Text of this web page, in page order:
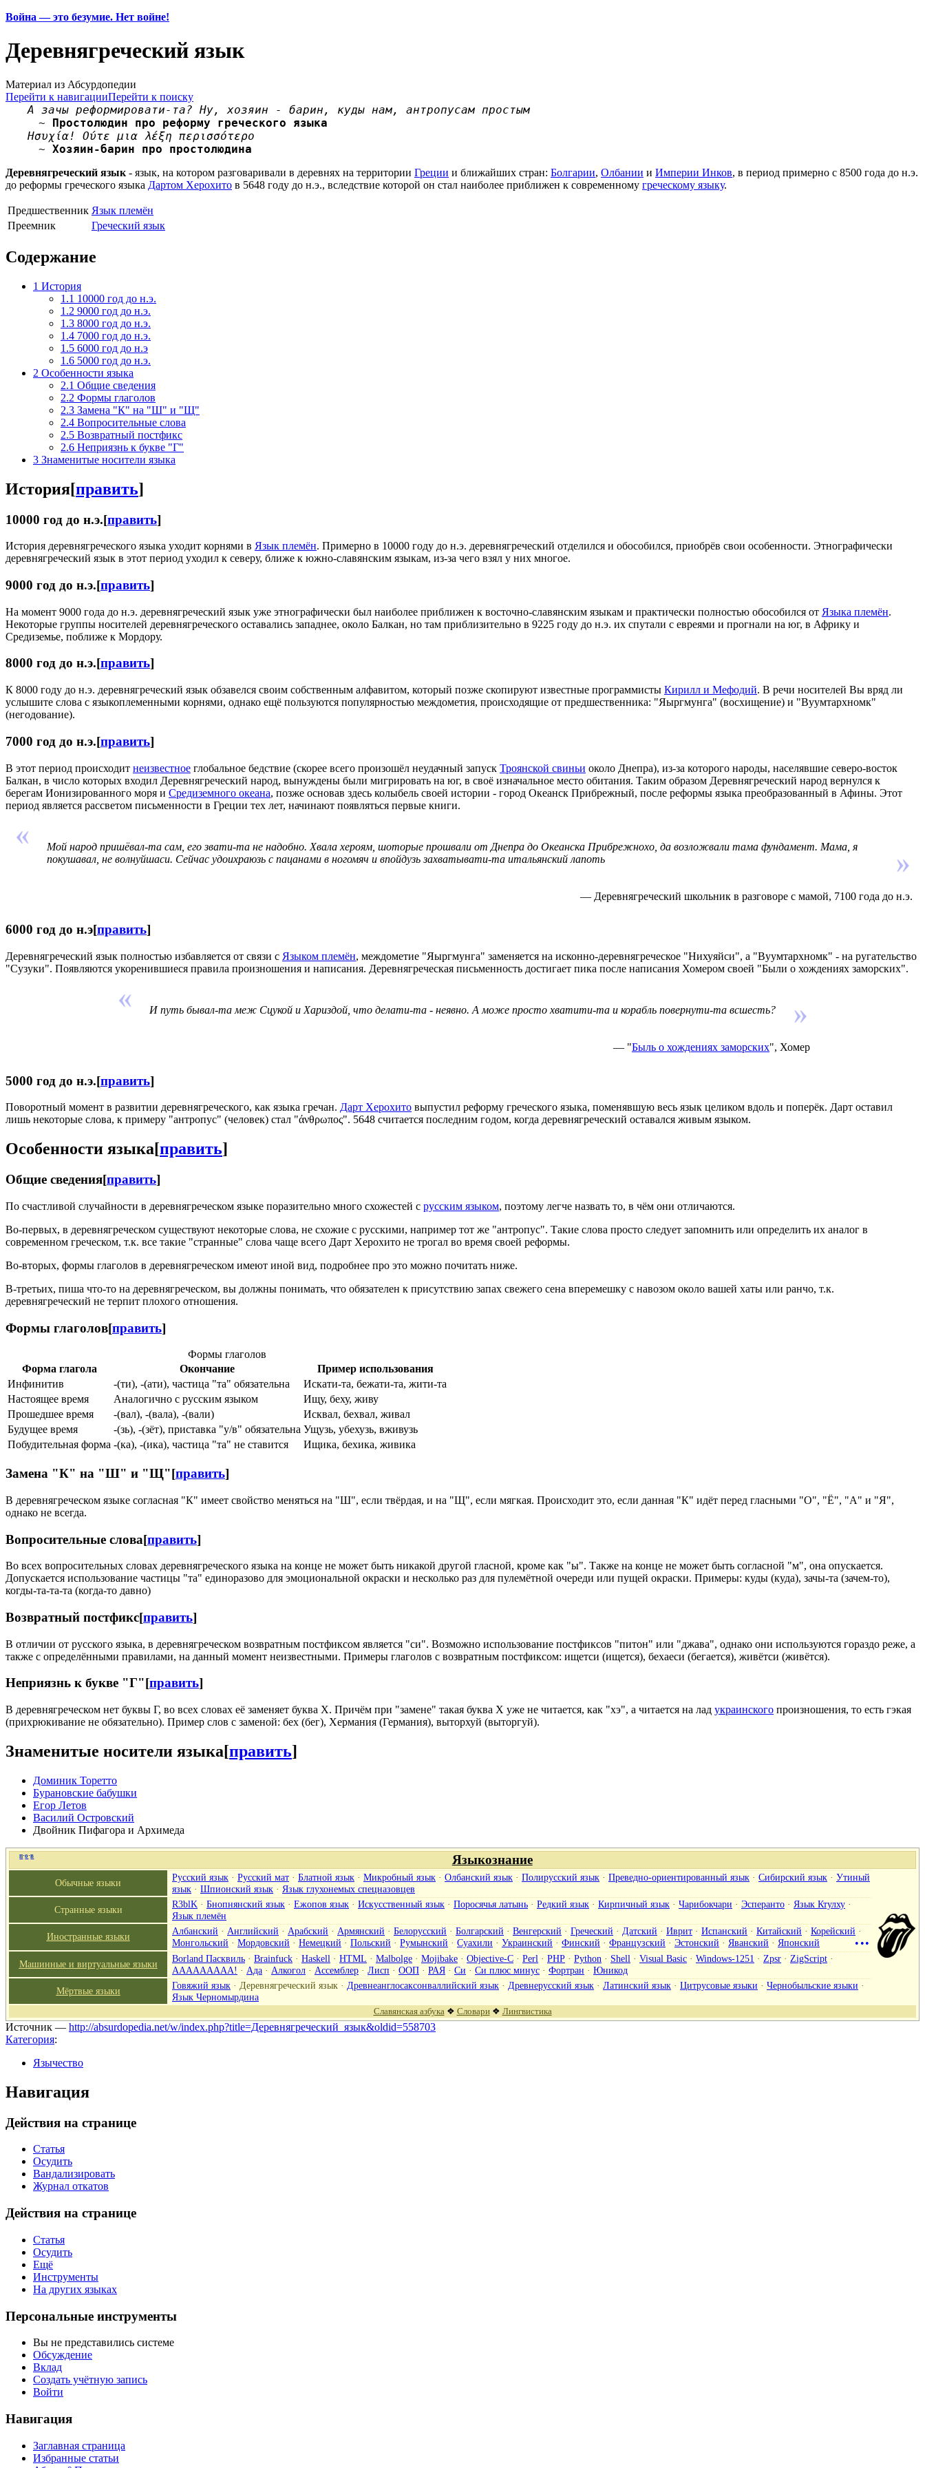
Война — это безумие. Нет войне!
Деревнягреческий язык
Материал из Абсурдопедии
Перейти к навигацииПерейти к поиску
А зачы реформировати-та? Ну, хозяин - барин, куды нам, антропусам простым
~ Простолюдин про реформу греческого языка
Ησυχία! Ούτε μια λέξη περισσότερο
~ Хозяин-барин про простолюдина
Деревнягреческий язык - язык, на котором разговаривали в деревнях на территории Греции и ближайших стран: Болгарии, Олбании и Империи Инков, в период примерно с 8500 года до н.э.
до реформы греческого языка Дартом Херохито в 5648 году до н.э., вследствие которой он стал наиболее приближен к современному греческому языку.
Предшественник Язык племён
Преемник
Греческий язык
Содержание
1 История
1.1 10000 год до н.э.
1.2 9000 год до н.э.
1.3 8000 год до н.э.
1.4 7000 год до н.э.
1.5 6000 год до н.э
1.6 5000 год до н.э.
2 Особенности языка
2.1 Общие сведения
2.2 Формы глаголов
2.3 Замена "К" на "Ш" и "Щ"
2.4 Вопросительные слова
2.5 Возвратный постфикс
2.6 Неприязнь к букве "Г"
3 Знаменитые носители языка
История[править]
10000 год до н.э.[править]
История деревнягреческого языка уходит корнями в Язык племён. Примерно в 10000 году до н.э. деревнягреческий отделился и обособился, приобрёв свои особенности. Этнографически
деревнягреческий язык в этот период уходил к северу, ближе к южно-славянским языкам, из-за чего взял у них многое.
9000 год до н.э.[править]
На момент 9000 года до н.э. деревнягреческий язык уже этнографически был наиболее приближен к восточно-славянским языкам и практически полностью обособился от Языка племён.
Некоторые группы носителей деревнягреческого оставались западнее, около Балкан, но там приблизительно в 9225 году до н.э. их спутали с евреями и прогнали на юг, в Африку и
Средиземье, поближе к Мордору.
8000 год до н.э.[править]
К 8000 году до н.э. деревнягреческий язык обзавелся своим собственным алфавитом, который позже скопируют известные программисты Кирилл и Мефодий. В речи носителей Вы вряд ли
услышите слова с языкоплеменными корнями, однако ещё пользуются популярностью междометия, происходящие от предшественника: "Яыргмунга" (восхищение) и "Вуумтархномк"
(негодование).
7000 год до н.э.[править]
В этот период происходит неизвестное глобальное бедствие (скорее всего произошёл неудачный запуск Троянской свиньи около Днепра), из-за которого народы, населявшие северо-восток
Балкан, в число которых входил Деревнягреческий народ, вынуждены были мигрировать на юг, в своё изначальное место обитания. Таким образом Деревнягреческий народ вернулся к
берегам Ионизированного моря и Средиземного океана, позже основав здесь колыбель своей истории - город Океанск Прибрежный, после реформы языка преобразованный в Афины. Этот
период является рассветом письменности в Греции тех лет, начинают появляться первые книги.
Мой народ пришёвал-та сам, его звати-та не надобно. Хвала хероям, шоторые прошвали от Днепра до Океанска Прибрежнохо, да возложвали тама фундамент. Мама, я
покушавал, не волнуйшаси. Сейчас удоихраюзь с пацанами в ногомяч и впойдузь захватывати-та итальянский лапоть
— Деревнягреческий школьник в разговоре с мамой, 7100 года до н.э.
6000 год до н.э[править]
Деревнягреческий язык полностью избавляется от связи с Языком племён, междометие "Яыргмунга" заменяется на исконно-деревнягреческое "Нихуяйси", а "Вуумтархномк" - на ругательство
"Сузуки". Появляются укоренившиеся правила произношения и написания. Деревнягреческая письменность достигает пика после написания Хомером своей "Были о хождениях заморских".
И путь бывал-та меж Сцукой и Хариздой, что делати-та - неявно. А може просто хватити-та и корабль повернути-та всшесть?
— "Быль о хождениях заморских", Хомер
5000 год до н.э.[править]
Поворотный момент в развитии деревнягреческого, как языка гречан. Дарт Херохито выпустил реформу греческого языка, поменявшую весь язык целиком вдоль и поперёк. Дарт оставил
лишь некоторые слова, к примеру "антропус" (человек) стал "άνθρωπος". 5648 считается последним годом, когда деревнягреческий оставался живым языком.
Особенности языка[править]
Общие сведения[править]
По счастливой случайности в деревнягреческом языке поразительно много схожестей с русским языком, поэтому легче назвать то, в чём они отличаются.
Во-первых, в деревнягреческом существуют некоторые слова, не схожие с русскими, например тот же "антропус". Такие слова просто следует запомнить или определить их аналог в
современном греческом, т.к. все такие "странные" слова чаще всего Дарт Херохито не трогал во время своей реформы.
Во-вторых, формы глаголов в деревнягреческом имеют иной вид, подробнее про это можно почитать ниже.
В-третьих, пиша что-то на деревнягреческом, вы должны понимать, что обязателен к присутствию запах свежего сена вперемешку с навозом около вашей хаты или ранчо, т.к.
деревнягреческий не терпит плохого отношения.
Формы глаголов[править]
Формы глаголов
Форма глагола
Окончание
Пример использования
Инфинитив
-(ти), -(ати), частица "та" обязательна
Искати-та, бежати-та, жити-та
Настоящее время
Аналогично с русским языком
Ищу, беху, живу
Прошедшее время
-(вал), -(вала), -(вали)
Исквал, бехвал, живал
Будущее время
-(зь), -(зёт), приставка "у/в" обязательна Ущузь, убехузь, вживузь
Побудительная форма -(ка), -(ика), частица "та" не ставится Ищика, бехика, живика
Замена "К" на "Ш" и "Щ"[править]
В деревнягреческом языке согласная "К" имеет свойство меняться на "Ш", если твёрдая, и на "Щ", если мягкая. Происходит это, если данная "К" идёт перед гласными "О", "Ё", "А" и "Я",
однако не всегда.
Вопросительные слова[править]
Во всех вопросительных словах деревнягреческого языка на конце не может быть никакой другой гласной, кроме как "ы". Также на конце не может быть согласной "м", она опускается.
Допускается использование частицы "та" единоразово для эмоциональной окраски и несколько раз для пулемётной очереди или пущей окраски. Примеры: куды (куда), зачы-та (зачем-то),
когды-та-та-та (когда-то давно)
Возвратный постфикс[править]
В отличии от русского языка, в деревнягреческом возвратным постфиксом является "си". Возможно использование постфиксов "питон" или "джава", однако они используются гораздо реже, а
также с определёнными правилами, на данный момент неизвестными. Примеры глаголов с возвратным постфиксом: ищетси (ищется), бехаеси (бегается), живётси (живётся).
Неприязнь к букве "Г"[править]
В деревнягреческом нет буквы Г, во всех словах её заменяет буква Х. Причём при "замене" такая буква Х уже не читается, как "хэ", а читается на лад украинского произношения, то есть гэкая
(прихрюкивание не обязательно). Пример слов с заменой: бех (бег), Хермания (Германия), выторхуй (выторгуй).
Знаменитые носители языка[править]
Доминик Торетто
Бурановские бабушки
Егор Летов
Василий Островский
Двойник Пифагора и Архимеда
п·о·в Языкознание
Обычные языки Русский язык · Русский мат · Блатной язык · Микробный язык · Олбанский язык · Полирусский язык · Преведно-ориентированный язык · Сибирский язык · Утиный
язык · Шпионский язык · Язык глухонемых спецназовцев
Странные языки
R3blK · Бнопнянский язык · Ежопов язык · Искусственный язык · Поросячья латынь · Редкий язык · Кирпичный язык · Чарибокчари · Эсперанто · Язык Ктулху ·
Язык племён
Иностранные языки
Албанский · Английский · Арабский · Армянский · Белорусский · Болгарский · Венгерский · Греческий · Датский · Иврит · Испанский · Китайский · Корейский ·
Монгольский · Мордовский · Немецкий · Польский · Румынский · Суахили · Украинский · Финский · Французский · Эстонский · Яванский · Японский •••
Машинные и виртуальные языки Borland Пасквиль · Brainfuck · Haskell · HTML · Malbolge · Mojibake · Objective-C · Perl · PHP · Python · Shell · Visual Basic · Windows-1251 · Zpsr · ZigScript ·
ААААААААА! · Ада · Алкогол · Ассемблер · Лисп · ООП · РАЯ · Си · Си плюс минус · Фортран · Юникод
Мёртвые языки
Говяжий язык · Деревнягреческий язык · Древнеанглосаксонваллийский язык · Древнерусский язык · Латинский язык · Цитрусовые языки · Чернобыльские языки ·
Язык Черномырдина
Славянская азбука ❖ Словари❖ Лингвистика
Источник — http://absurdopedia.net/w/index.php?title=Деревнягреческий_язык&oldid=558703
Категория:
Язычество
Навигация
Действия на странице
Статья
Осудить
Вандализировать
Журнал откатов
Действия на странице
Статья
Осудить
Ещё
Инструменты
На других языках
Персональные инструменты
Вы не представились системе
Обсуждение
Вклад
Создать учётную запись
Войти
Навигация
Заглавная страница
Избранные статьи